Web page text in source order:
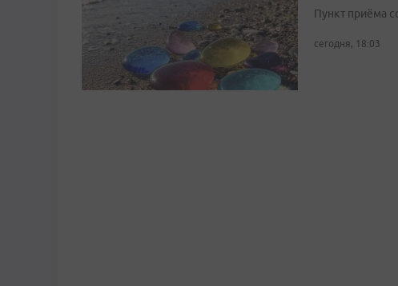
Пункт приёма
сегодня, 18:03